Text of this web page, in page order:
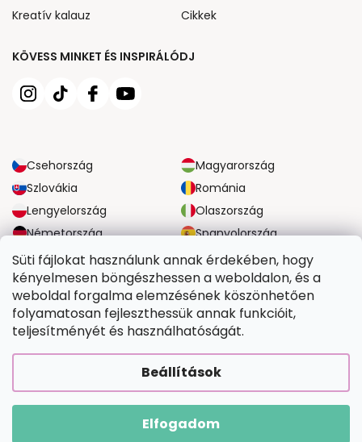
Süti fájlokat használunk annak érdekében, hogy
kényelmesen böngészhessen a weboldalon, és a
weboldal forgalma elemzésének köszönhetően
folyamatosan fejleszthessük annak funkcióit,
teljesítményét és használhatóságát.
Beállítások
Elfogadom
KÖVESS MINKET ÉS INSPIRÁLÓDJ
Csehország
Magyarország
Szlovákia
Románia
Lengyelország
Olaszország
Németország
Spanyolország
Nagy-Britannia
Ausztria
Kreatív kalauz
Cikkek
MEGBÍZHATÓ SZÁLLÍTÁSI LEHETŐSÉGEK
BIZTONSÁGOS FIZETÉSI LEHETŐSÉGEK
Tefestetted.hu. Minden jog fenntartva.